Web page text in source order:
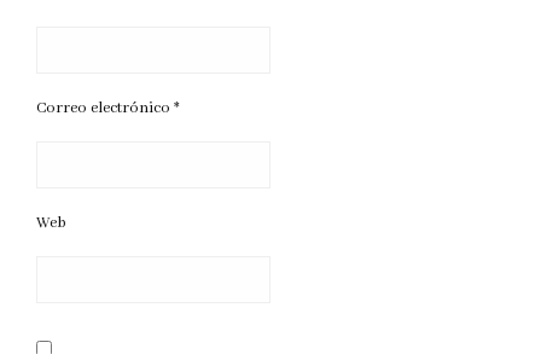
Correo electrónico *
Web